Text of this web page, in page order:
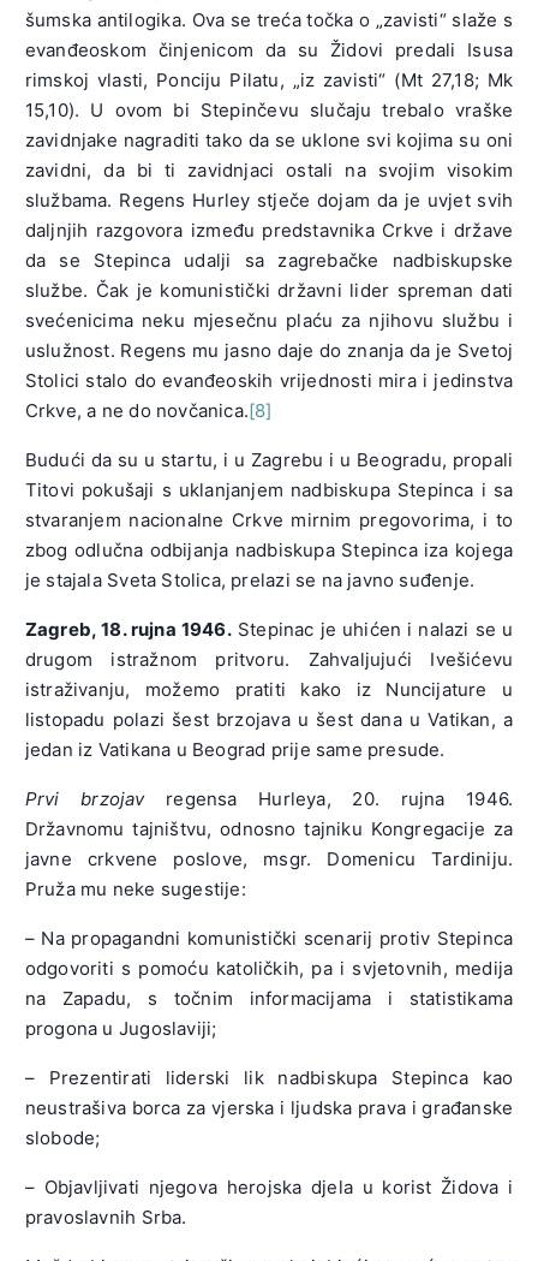
šumska antilogika. Ova se treća točka o „zavisti“ slaže s
evanđeoskom činjenicom da su Židovi predali Isusa
rimskoj vlasti, Ponciju Pilatu, „iz zavisti“ (Mt 27,18; Mk
15,10). U ovom bi Stepinčevu slučaju trebalo vraške
zavidnjake nagraditi tako da se uklone svi kojima su oni
zavidni, da bi ti zavidnjaci ostali na svojim visokim
službama. Regens Hurley stječe dojam da je uvjet svih
daljnjih razgovora između predstavnika Crkve i države
da se Stepinca udalji sa zagrebačke nadbiskupske
službe. Čak je komunistički državni lider spreman dati
svećenicima neku mjesečnu plaću za njihovu službu i
uslužnost. Regens mu jasno daje do znanja da je Svetoj
Stolici stalo do evanđeoskih vrijednosti mira i jedinstva
Crkve, a ne do novčanica.[8]
Budući da su u startu, i u Zagrebu i u Beogradu, propali
Titovi pokušaji s uklanjanjem nadbiskupa Stepinca i sa
stvaranjem nacionalne Crkve mirnim pregovorima, i to
zbog odlučna odbijanja nadbiskupa Stepinca iza kojega
je stajala Sveta Stolica, prelazi se na javno suđenje.
Zagreb, 18. rujna 1946.Stepinac je uhićen i nalazi se u
drugom istražnom pritvoru. Zahvaljujući Ivešićevu
istraživanju, možemo pratiti kako iz Nuncijature u
listopadu polazi šest brzojava u šest dana u Vatikan, a
jedan iz Vatikana u Beograd prije same presude.
Prvi brzojavregensa Hurleya, 20. rujna 1946.
Državnomu tajništvu, odnosno tajniku Kongregacije za
javne crkvene poslove, msgr. Domenicu Tardiniju.
Pruža mu neke sugestije:
– Na propagandni komunistički scenarij protiv Stepinca
odgovoriti s pomoću katoličkih, pa i svjetovnih, medija
na Zapadu, s točnim informacijama i statistikama
progona u Jugoslaviji;
– Prezentirati liderski lik nadbiskupa Stepinca kao
neustrašiva borca za vjerska i ljudska prava i građanske
slobode;
– Objavljivati njegova herojska djela u korist Židova i
pravoslavnih Srba.